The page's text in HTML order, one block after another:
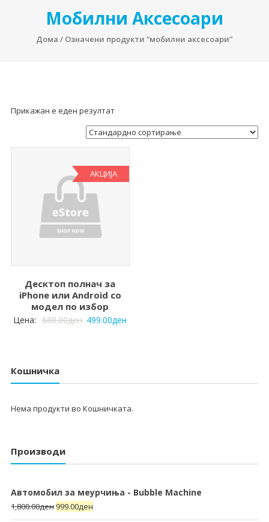
Мобилни Аксесоари
Дома / Означени продукти “мобилни аксесоари”
Прикажан е еден резултат
АКЦИЈА
Десктоп полнач за
iPhone или Android со
модел по избор
Цена: 680.00ден 499.00ден
Кошничка
Нема продукти во Кошничката.
Производи
Автомобил за меурчиња - Bubble Machine
1,800.00ден 999.00ден